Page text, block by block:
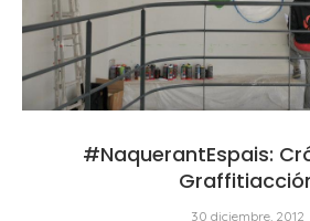
#NaquerantEspais:
30 diciembre, 2012